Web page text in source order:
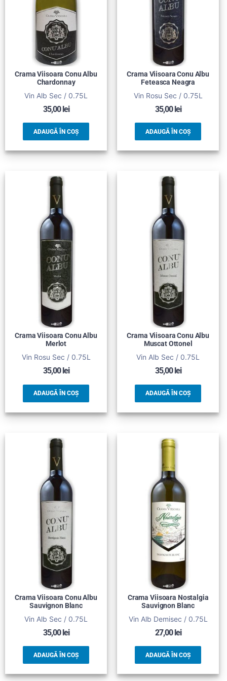
Crama Viisoara Conu Albu
Chardonnay
Vin Alb Sec / 0.75L
35,00lei
ADAUGĂ ÎN COȘ
Crama Viisoara Conu Albu
Feteasca Neagra
Vin Rosu Sec / 0.75L
35,00lei
ADAUGĂ ÎN COȘ
Crama Viisoara Conu Albu
Merlot
Vin Rosu Sec / 0.75L
35,00 lei
ADAUGĂ ÎN COȘ
Crama Viisoara Conu Albu
Muscat Ottonel
Vin Alb Sec / 0.75L
35,00 lei
ADAUGĂ ÎN COȘ
Crama Viisoara Conu Albu
Sauvignon Blanc
Vin Alb Sec / 0.75L
35,00lei
ADAUGĂ ÎN COȘ
Crama Viisoara Nostalgia
Sauvignon Blanc
Vin Alb Demisec / 0.75L
27,00lei
ADAUGĂ ÎN COȘ